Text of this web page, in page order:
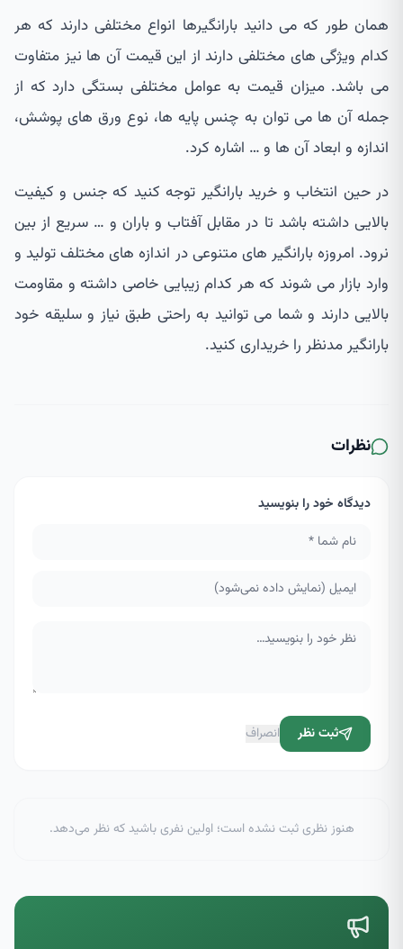
همان طور که می دانید بارانگیرها انواع مختلفی دارند که هر
کدام ویژگی های مختلفی دارند از این قیمت آن ها نیز متفاوت
می باشد. میزان قیمت به عوامل مختلفی بستگی دارد که از
جمله آن ها می توان به چنس پایه ها، نوع ورق های پوشش،
اندازه و ابعاد آن ها و … اشاره کرد.
در حین انتخاب و خرید بارانگیر توجه کنید که جنس و کیفیت
بالایی داشته باشد تا در مقابل آفتاب و باران و … سریع از بین
نرود. امروزه بارانگیر های متنوعی در اندازه های مختلف تولید و
وارد بازار می شوند که هر کدام زیبایی خاصی داشته و مقاومت
بالایی دارند و شما می توانید به راحتی طبق نیاز و سلیقه خود
بارانگیر مدنظر را خریداری کنید.
نظرات
دیدگاه خود را بنویسید
ثبت نظر انصراف
هنوز نظری ثبت نشده است؛ اولین نفری باشید که نظر می‌دهد.